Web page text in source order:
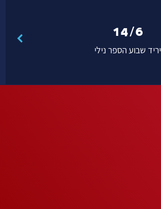
14/6
יריד שבוע הספר נילי